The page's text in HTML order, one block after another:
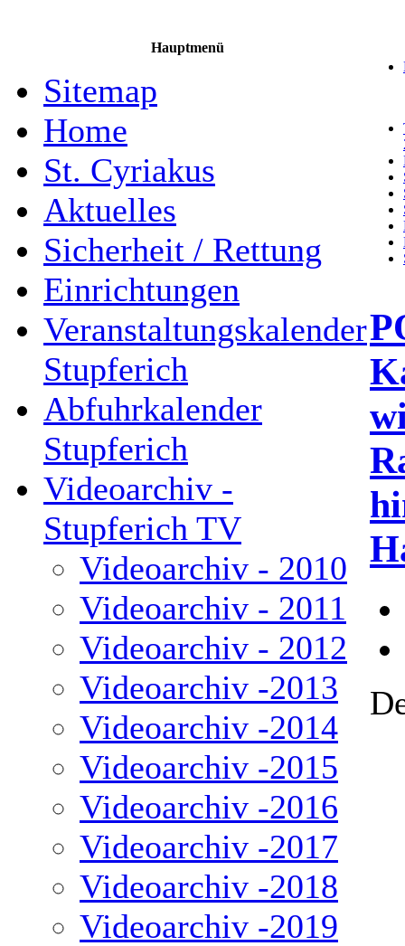
Hauptmenü
Sitemap
Home
St. Cyriakus
Aktuelles
Sicherheit / Rettung
Einrichtungen
Veranstaltungskalender
Stupferich
Abfuhrkalender
Stupferich
Videoarchiv -
Stupferich TV
Videoarchiv - 2010
Videoarchiv - 2011
Videoarchiv - 2012
Videoarchiv -2013
Videoarchiv -2014
Videoarchiv -2015
Videoarchiv -2016
Videoarchiv -2017
Videoarchiv -2018
Videoarchiv -2019